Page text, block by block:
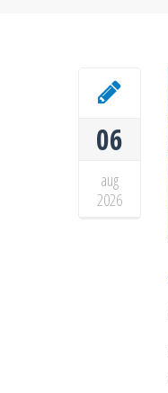
06
aug
2026